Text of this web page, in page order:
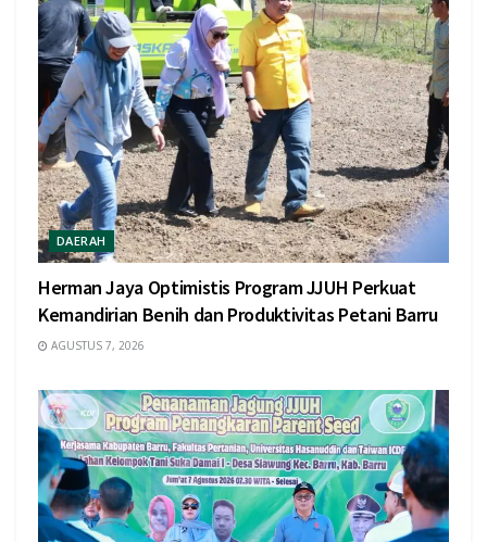
DAERAH
Herman Jaya Optimistis Program JJUH Perkuat
Kemandirian Benih dan Produktivitas Petani Barru
AGUSTUS 7, 2026